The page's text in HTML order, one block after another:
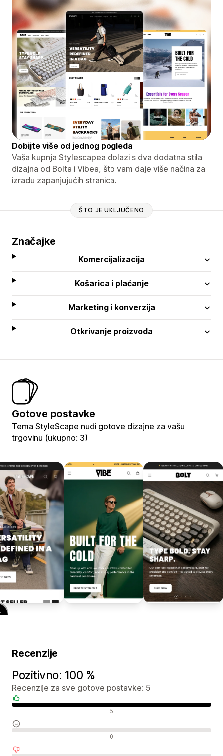
Dobijte više od jednog pogleda
Vaša kupnja Stylescapea dolazi s dva dodatna stila
dizajna od Bolta i Vibea, što vam daje više načina za
izradu zapanjujućih stranica.
ŠTO JE UKLJUČENO
Značajke
Komercijalizacija
Košarica i plaćanje
Marketing i konverzija
Otkrivanje proizvoda
Gotove postavke
Tema StyleScape nudi gotove dizajne za vašu
trgovinu (ukupno: 3)
Recenzije
Pozitivno: 100 %
Recenzije za sve gotove postavke: 5
5
0